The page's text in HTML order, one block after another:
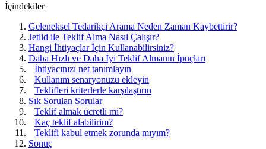
İçindekiler
Geleneksel Tedarikçi Arama Neden Zaman Kaybettirir?
Jetlid ile Teklif Alma Nasıl Çalışır?
Hangi İhtiyaçlar İçin Kullanabilirsiniz?
Daha Hızlı ve Daha İyi Teklif Almanın İpuçları
İhtiyacınızı net tanımlayın
Kullanım senaryonuzu ekleyin
Teklifleri kriterlerle karşılaştırın
Sık Sorulan Sorular
Teklif almak ücretli mi?
Kaç teklif alabilirim?
Teklifi kabul etmek zorunda mıyım?
Sonuç